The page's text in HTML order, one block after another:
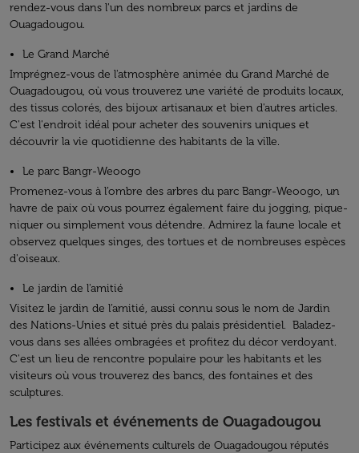
rendez-vous dans l'un des nombreux parcs et jardins de
Ouagadougou.
Le Grand Marché
Imprégnez-vous de l'atmosphère animée du Grand Marché de
Ouagadougou, où vous trouverez une variété de produits locaux,
des tissus colorés, des bijoux artisanaux et bien d'autres articles.
C'est l'endroit idéal pour acheter des souvenirs uniques et
découvrir la vie quotidienne des habitants de la ville.
Le parc Bangr-Weoogo
Promenez-vous à l’ombre des arbres du parc Bangr-Weoogo, un
havre de paix où vous pourrez également faire du jogging, pique-
niquer ou simplement vous détendre. Admirez la faune locale et
observez quelques singes, des tortues et de nombreuses espèces
d'oiseaux.
Le jardin de l'amitié
Visitez le jardin de l’amitié, aussi connu sous le nom de Jardin
des Nations-Unies et situé près du palais présidentiel. Baladez-
vous dans ses allées ombragées et profitez du décor verdoyant.
C'est un lieu de rencontre populaire pour les habitants et les
visiteurs où vous trouverez des bancs, des fontaines et des
sculptures.
Les festivals et événements de Ouagadougou
Participez aux événements culturels de Ouagadougou réputés